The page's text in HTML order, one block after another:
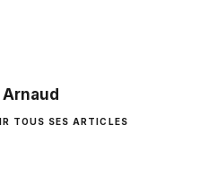
Arnaud
TOUS SES ARTICLES